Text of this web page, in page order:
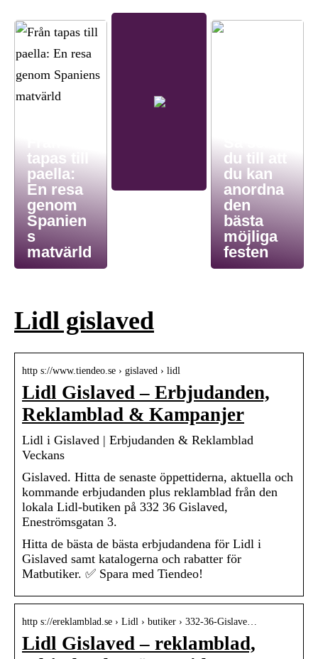
tapas till
paella:
En resa
genom
Spanien
s
matvärld
du till att
du kan
anordna
den
bästa
möjliga
festen
Lidl gislaved
http s://www.tiendeo.se › gislaved › lidl
Lidl Gislaved – Erbjudanden,
Reklamblad & Kampanjer
Lidl i Gislaved | Erbjudanden & Reklamblad
Veckans
Gislaved. Hitta de senaste öppettiderna, aktuella och
kommande erbjudanden plus reklamblad från den
lokala Lidl-butiken på 332 36 Gislaved,
Eneströmsgatan 3.
Hitta de bästa de bästa erbjudandena för Lidl i
Gislaved samt katalogerna och rabatter för
Matbutiker. ✅ Spara med Tiendeo!
http s://ereklamblad.se › Lidl › butiker › 332-36-Gislave…
Lidl Gislaved – reklamblad,